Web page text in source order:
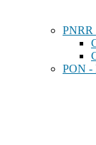
PNRR
PON -